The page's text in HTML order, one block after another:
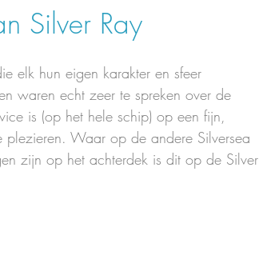
Silver Ray
elk hun eigen karakter en sfeer
waren echt zeer te spreken over de
is (op het hele schip) op een fijn,
Waar op de andere Silversea
zijn op het achterdek is dit op de Silver